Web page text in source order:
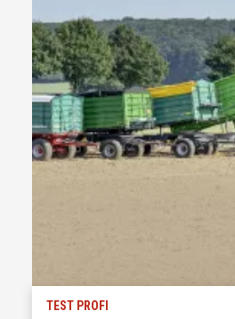
TEST PROFI